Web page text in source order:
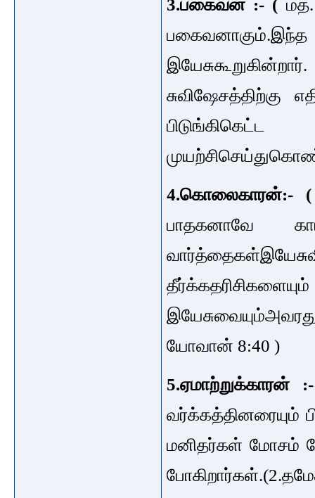
3.பகைவன் :- (
4.கொலைகாரன்:-
பாதகனாவே
வார்த்தைகள்
இயேசுவையும்
யோவான் 8:40 )
5.ஏமாற்றுக்காரன்
வர்க்கத்தினரையும்
மனிதர்கள் மோசம்